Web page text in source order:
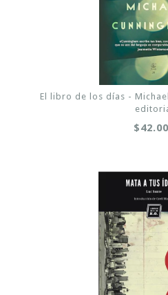
El libro de los días -